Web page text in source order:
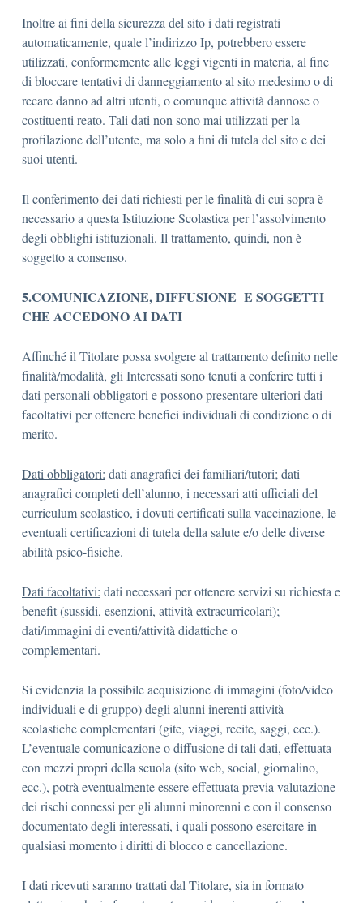
Inoltre ai fini della sicurezza del sito i dati registrati
automaticamente, quale l’indirizzo Ip, potrebbero essere
utilizzati, conformemente alle leggi vigenti in materia, al fine
di bloccare tentativi di danneggiamento al sito medesimo o di
recare danno ad altri utenti, o comunque attività dannose o
costituenti reato. Tali dati non sono mai utilizzati per la
profilazione dell’utente, ma solo a fini di tutela del sito e dei
suoi utenti.
Il conferimento dei dati richiesti per le finalità di cui sopra è
necessario a questa Istituzione Scolastica per l’assolvimento
degli obblighi istituzionali. Il trattamento, quindi, non è
soggetto a consenso.
5.COMUNICAZIONE, DIFFUSIONE E SOGGETTI
CHE ACCEDONO AI DATI
Affinché il Titolare possa svolgere al trattamento definito nelle
finalità/modalità, gli Interessati sono tenuti a conferire tutti i
dati personali obbligatori e possono presentare ulteriori dati
facoltativi per ottenere benefici individuali di condizione o di
merito.
Dati obbligatori: dati anagrafici dei familiari/tutori; dati
anagrafici completi dell’alunno, i necessari atti ufficiali del
curriculum scolastico, i dovuti certificati sulla vaccinazione, le
eventuali certificazioni di tutela della salute e/o delle diverse
abilità psico-fisiche.
Dati facoltativi: dati necessari per ottenere servizi su richiesta e
benefit (sussidi, esenzioni, attività extracurricolari);
dati/immagini di eventi/attività didattiche o
complementari.
Si evidenzia la possibile acquisizione di immagini (foto/video
individuali e di gruppo) degli alunni inerenti attività
scolastiche complementari (gite, viaggi, recite, saggi, ecc.).
L’eventuale comunicazione o diffusione di tali dati, effettuata
con mezzi propri della scuola (sito web, social, giornalino,
ecc.), potrà eventualmente essere effettuata previa valutazione
dei rischi connessi per gli alunni minorenni e con il consenso
documentato degli interessati, i quali possono esercitare in
qualsiasi momento i diritti di blocco e cancellazione.
I dati ricevuti saranno trattati dal Titolare, sia in formato